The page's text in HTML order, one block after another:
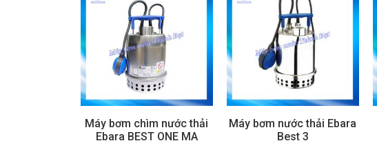
Máy bơm chìm nước thải
Ebara BEST ONE MA
Máy bơm nước thải Ebara
Best 3